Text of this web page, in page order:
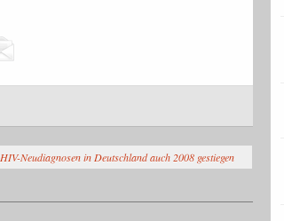
HIV-Neudiagnosen in Deutschland auch 2008 gestiegen